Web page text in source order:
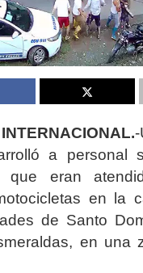
a personal
que eran
en la
de Santo
en una